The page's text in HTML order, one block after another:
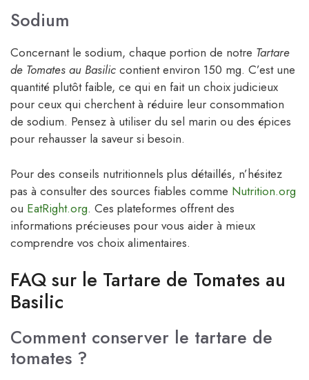
Sodium
Concernant le sodium, chaque portion de notre Tartare
de Tomates au Basilic contient environ 150 mg. C’est une
quantité plutôt faible, ce qui en fait un choix judicieux
pour ceux qui cherchent à réduire leur consommation
de sodium. Pensez à utiliser du sel marin ou des épices
pour rehausser la saveur si besoin.
Pour des conseils nutritionnels plus détaillés, n’hésitez
pas à consulter des sources fiables comme Nutrition.org
ou EatRight.org. Ces plateformes offrent des
informations précieuses pour vous aider à mieux
comprendre vos choix alimentaires.
FAQ sur le Tartare de Tomates au
Basilic
Comment conserver le tartare de
tomates ?